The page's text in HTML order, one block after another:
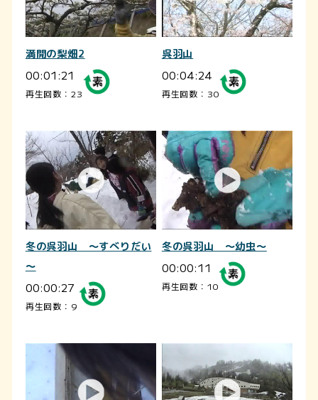
満開の梨畑2
00:01:21
再生回数：23
呉羽山
00:04:24
再生回数：30
冬の呉羽山 ～すべりだい
～
00:00:27
再生回数：9
冬の呉羽山 ～幼虫～
00:00:11
再生回数：10